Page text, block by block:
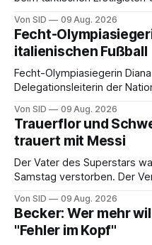
Von SID 09 Aug. 2026
Fecht-
italienischen Fußball
Fecht-Olympiasiegerin
Delegationsleiterin der
Von SID 09 Aug. 2026
Trauerflor und
trauert mit Messi
Der Vater des Superstars
Samstag verstorben. Der
Von SID 09 Aug. 2026
Becker: Wer mehr
"Fehler im Kopf"